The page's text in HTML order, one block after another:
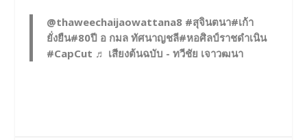
@thaweechaijaowattana8 #สุจินตนา#เก้า
ยั่งยืน#80ปีอ กมล ทัศนาญชลี#หอศิลป์ราชดำเนิน
#CapCut ♬ เสียงต้นฉบับ - ทวีชัย เจาวฒนา